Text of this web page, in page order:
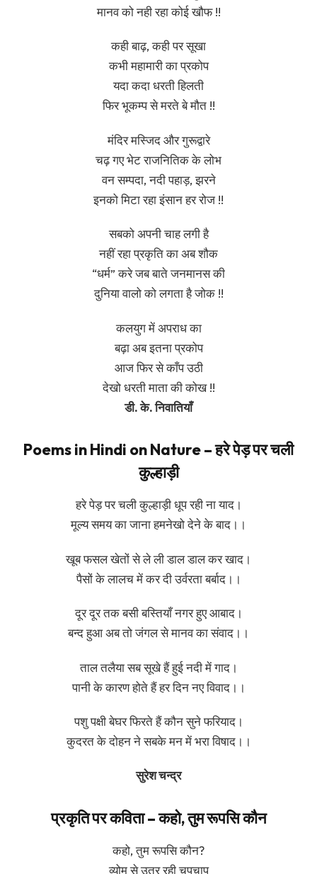
मानव को नही रहा कोई खौफ !!
कही बाढ़, कही पर सूखा
कभी महामारी का प्रकोप
यदा कदा धरती हिलती
फिर भूकम्प से मरते बे मौत !!
मंदिर मस्जिद और गुरूद्वारे
चढ़ गए भेट राजनितिक के लोभ
वन सम्पदा, नदी पहाड़, झरने
इनको मिटा रहा इंसान हर रोज !!
सबको अपनी चाह लगी है
नहीं रहा प्रकृति का अब शौक
“धर्म” करे जब बाते जनमानस की
दुनिया वालो को लगता है जोक !!
कलयुग में अपराध का
बढ़ा अब इतना प्रकोप
आज फिर से काँप उठी
देखो धरती माता की कोख !!
डी. के. निवातियाँ
Poems in Hindi on Nature – हरे पेड़ पर चली
कुल्हाड़ी
हरे पेड़ पर चली कुल्हाड़ी धूप रही ना याद।
मूल्य समय का जाना हमनेखो देने के बाद।।
खूब फसल खेतों से ले ली डाल डाल कर खाद।
पैसों के लालच में कर दी उर्वरता बर्बाद।।
दूर दूर तक बसी बस्तियाँ नगर हुए आबाद।
बन्द हुआ अब तो जंगल से मानव का संवाद।।
ताल तलैया सब सूखे हैं हुई नदी में गाद।
पानी के कारण होते हैं हर दिन नए विवाद।।
पशु पक्षी बेघर फिरते हैं कौन सुने फरियाद।
कुदरत के दोहन ने सबके मन में भरा विषाद।।
सुरेश चन्द्र
प्रकृति पर कविता – कहो, तुम रूपसि कौन
कहो, तुम रूपसि कौन?
व्योम से उतर रही चुपचाप